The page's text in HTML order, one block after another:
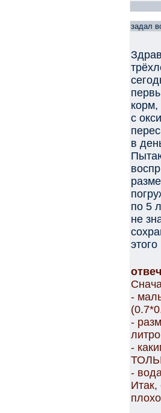
задал
корм,
с
в
по 5
не
-
-
-
-
Итак,